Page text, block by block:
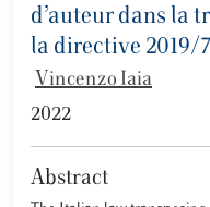
d’auteur dans la
la directive 2019/
Vincenzo Iaia
2022
Abstract